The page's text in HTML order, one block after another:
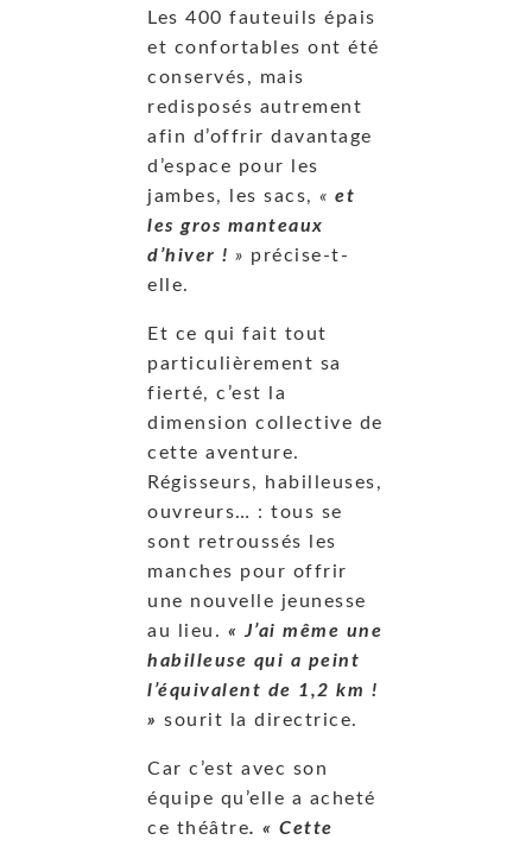
Les 400 fauteuils épais
et confortables ont été
conservés, mais
redisposés autrement
afin d’offrir davantage
d’espace pour les
jambes, les sacs, « et
les gros manteaux
d’hiver ! » précise-t-
elle.
Et ce qui fait tout
particulièrement sa
fierté, c’est la
dimension collective de
cette aventure.
Régisseurs, habilleuses,
ouvreurs… : tous se
sont retroussés les
manches pour offrir
une nouvelle jeunesse
au lieu. « J’ai même une
habilleuse qui a peint
l’équivalent de 1,2 km !
» sourit la directrice.
Car c’est avec son
équipe qu’elle a acheté
ce théâtre. « Cette